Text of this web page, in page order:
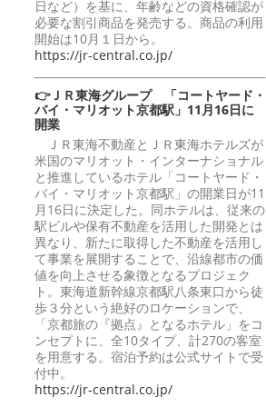
日など）を基に、年齢などの資格確認が
必要な割引商品を発売する。商品の利用
開始は10月１日から。
https://jr-central.co.jp/
👉ＪＲ東海グループ 「コートヤード・
バイ・マリオット京都駅」11月16日に
開業
ＪＲ東海不動産とＪＲ東海ホテルズが
米国のマリオット・インターナショナル
と推進しているホテル「コートヤード・
バイ・マリオット京都駅」の開業日が11
月16日に決定した。同ホテルは、従来の
駅ビルや保有不動産を活用した開発とは
異なり、新たに取得した不動産を活用し
て事業を展開することで、沿線都市の価
値を向上させる象徴となるプロジェク
ト。東海道新幹線京都駅八条東口から徒
歩３分という絶好のロケーションで、
「京都旅の『拠点』となるホテル」をコ
ンセプトに、全10タイプ、計270の客室
を用意する。宿泊予約は公式サイトで受
付中。
https://jr-central.co.jp/